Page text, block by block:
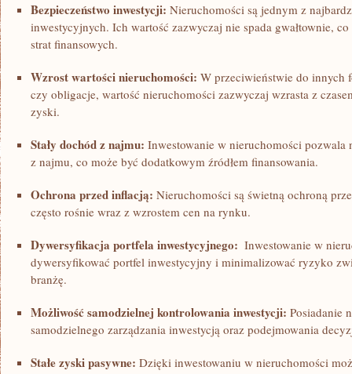
Bezpieczeństwo inwestycji: Nieruchomości są jednym z
inwestycyjnych. ‍Ich wartość zazwyczaj nie spada gwałtownie,
strat finansowych.
Wzrost ‍wartości ⁢nieruchomości: W przeciwieństwie do innych⁢
czy⁣ obligacje, ‌wartość nieruchomości zazwyczaj wzrasta z
zyski.
Stały dochód z najmu: Inwestowanie w nieruchomości pozwala
z najmu, co może⁣ być dodatkowym źródłem finansowania.
Ochrona przed⁢ inflacją: Nieruchomości są świetną​ ochroną
często rośnie wraz z ‍wzrostem cen na⁤ rynku.
Dywersyfikacja portfela inwestycyjnego:
Inwestowanie w
dywersyfikować portfel inwestycyjny​ i minimalizować ‌ryzyko
branżę.
Możliwość ​samodzielnej kontrolowania inwestycji: Posiadanie
samodzielnego⁤ zarządzania inwestycją‍ oraz⁣ podejmowania
Stałe⁣ zyski pasywne: Dzięki ⁣inwestowaniu‌ w nieruchomości